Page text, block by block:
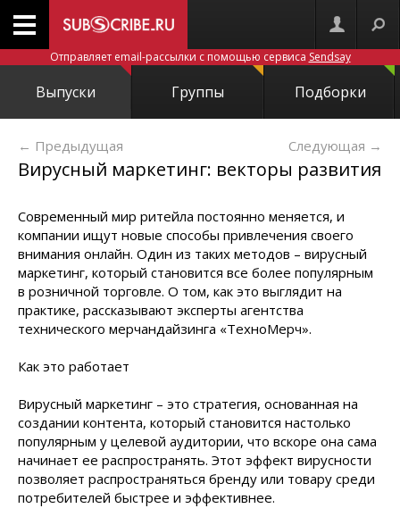
Отправляет email-рассылки с помощью сервиса Sendsay
Выпуски Группы Подборки
← Предыдущая Следующая →
Вирусный маркетинг: векторы развития
Современный мир ритейла постоянно меняется, и
компании ищут новые способы привлечения своего
внимания онлайн. Один из таких методов – вирусный
маркетинг, который становится все более популярным
в розничной торговле. О том, как это выглядит на
практике, рассказывают эксперты агентства
технического мерчандайзинга «ТехноМерч».
Как это работает
Вирусный маркетинг – это стратегия, основанная на
создании контента, который становится настолько
популярным у целевой аудитории, что вскоре она сама
начинает ее распространять. Этот эффект вирусности
позволяет распространяться бренду или товару среди
потребителей быстрее и эффективнее.